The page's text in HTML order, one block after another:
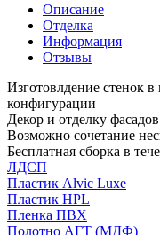
Описание
Отделка
Информация
Отзывы
Изготовлдение стенок
конфигурации
Декор и отделку
Возможно сочетание
Бесплатная сборка в
ЛДСП
Пластик Alvic Luxe
Пластик HPL
Пленка ПВХ
Полотно АГТ (МДФ)